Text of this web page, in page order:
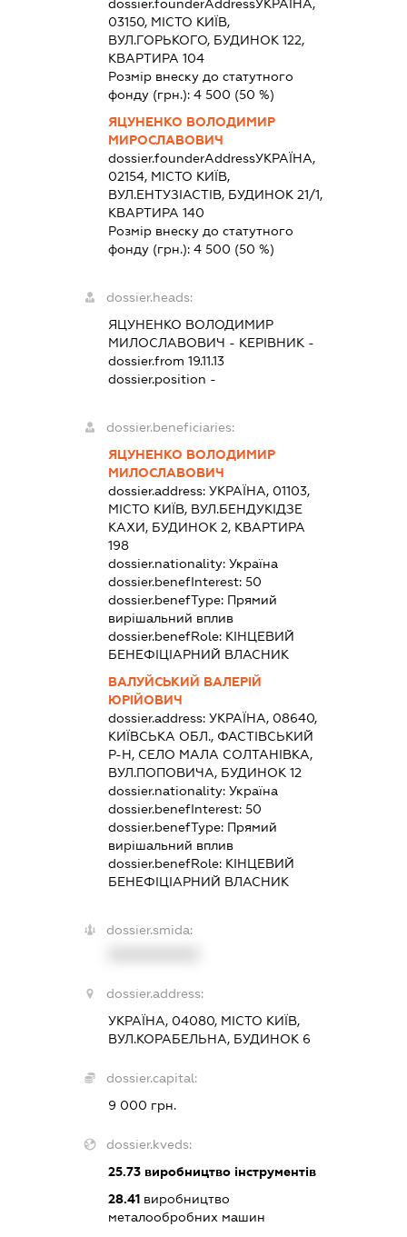
dossier.founderAddressУКРАЇНА,
03150, МІСТО КИЇВ,
ВУЛ.ГОРЬКОГО, БУДИНОК 122,
КВАРТИРА 104
Розмір внеску до статутного
фонду (грн.): 4 500 (50 %)
ЯЦУНЕНКО ВОЛОДИМИР
МИРОСЛАВОВИЧ
dossier.founderAddressУКРАЇНА,
02154, МІСТО КИЇВ,
ВУЛ.ЕНТУЗІАСТІВ, БУДИНОК 21/1,
КВАРТИРА 140
Розмір внеску до статутного
фонду (грн.): 4 500 (50 %)
dossier.heads:
ЯЦУНЕНКО ВОЛОДИМИР
МИЛОСЛАВОВИЧ - КЕРІВНИК -
dossier.from 19.11.13
dossier.position -
dossier.beneficiaries:
ЯЦУНЕНКО ВОЛОДИМИР
МИЛОСЛАВОВИЧ
dossier.address: УКРАЇНА, 01103,
МІСТО КИЇВ, ВУЛ.БЕНДУКІДЗЕ
КАХИ, БУДИНОК 2, КВАРТИРА
198
dossier.nationality: Україна
dossier.benefInterest: 50
dossier.benefType: Прямий
вирішальний вплив
dossier.benefRole: КІНЦЕВИЙ
БЕНЕФІЦІАРНИЙ ВЛАСНИК
ВАЛУЙСЬКИЙ ВАЛЕРІЙ
ЮРІЙОВИЧ
dossier.address: УКРАЇНА, 08640,
КИЇВСЬКА ОБЛ., ФАСТІВСЬКИЙ
Р-Н, СЕЛО МАЛА СОЛТАНІВКА,
ВУЛ.ПОПОВИЧА, БУДИНОК 12
dossier.nationality: Україна
dossier.benefInterest: 50
dossier.benefType: Прямий
вирішальний вплив
dossier.benefRole: КІНЦЕВИЙ
БЕНЕФІЦІАРНИЙ ВЛАСНИК
dossier.smida:
dossier.address:
УКРАЇНА, 04080, МІСТО КИЇВ,
ВУЛ.КОРАБЕЛЬНА, БУДИНОК 6
dossier.capital:
9 000 грн.
dossier.kveds:
25.73виробництво інструментів
28.41виробництво
металообробних машин